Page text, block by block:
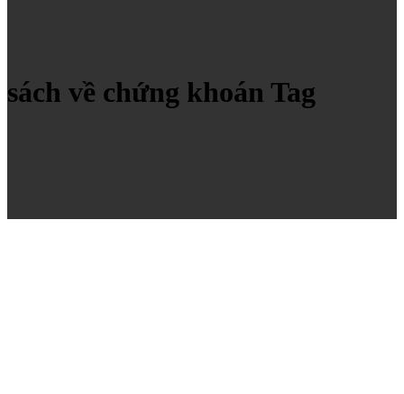
sách về chứng khoán Tag